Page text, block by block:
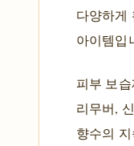
다양하게
아이템입
피부 보
리무버,
향수의